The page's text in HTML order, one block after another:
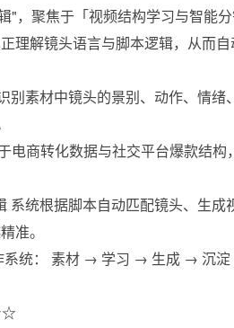
"，聚焦于「视频结构学习与智能
理解镜头语言与脚本逻辑，从而
别素材中镜头的景别、动作、情
电商转化数据与社交平台爆款结
系统根据脚本自动匹配镜头、生
准。
系统： 素材 → 学习 → 生成 → 沉